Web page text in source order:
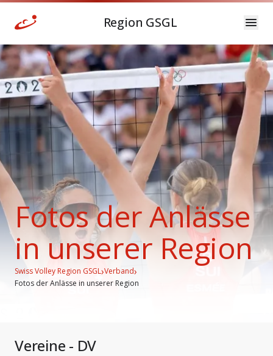
Region GSGL
Fotos der Anlässe
in unserer Region
Swiss Volley Region GSGL›Verband›
Fotos der Anlässe in unserer Region
Vereine - DV